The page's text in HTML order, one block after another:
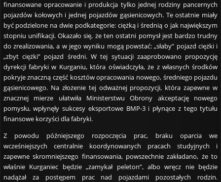
finansowane opracowanie i produkcja tylko jednej rodziny pancernych
pojazdów kołowych i jednej pojazdów gąsienicowych. Te ostatnie miały
być podzielone na dwie podkategorie: ciężką i średnią o jak największym
stopniu unifikacji. Okazało się, że ten ostatni pomysł jest bardzo trudny
do zrealizowania, a w jego wyniku mogą powstać: „słaby” pojazd ciężki i
„zbyt ciężki” pojazd średni. W tej sytuacji zaaprobowano propozycję
dyrekcji fabryki w Kurganiu, która oświadczyła, że z własnych środków
pokryje znaczną część kosztów opracowania nowego, średniego pojazdu
gąsienicowego. Na złożenie tej odważnej propozycji, która zapewne w
znacznej mierze ułatwiła Ministerstwu Obrony akceptację nowego
pomysłu, wpłynęły sukcesy eksportowe BMP-3 i płynące z tego tytułu
finansowe korzyści dla fabryki.
Z powodu późniejszego rozpoczęcia prac, braku oparcia we
wcześniejszych centralnie koordynowanych pracach studyjnych i
zapewne skromniejszego finansowania, powszechnie zakładano, że to
właśnie Kurganiec będzie „zamykał peleton”, albo wręcz nie będzie
nadążał za postępem prac nad pojazdami pozostałych rodzin.